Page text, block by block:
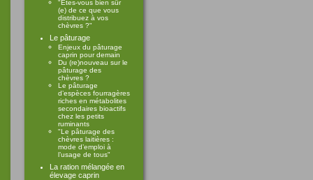
"Êtes-vous bien sûr
(e) de ce que vous
distribuez à vos
chèvres ?"
Le pâturage
Enjeux du pâturage
caprin pour demain
Du (re)nouveau sur le
pâturage des
chèvres ?
Le pâturage
d’espèces fourragères
riches en métabolites
secondaires bioactifs
chez les petits
ruminants
"Le pâturage des
chèvres laitières :
mode d’emploi à
l’usage de tous"
La ration mélangée en
élevage caprin